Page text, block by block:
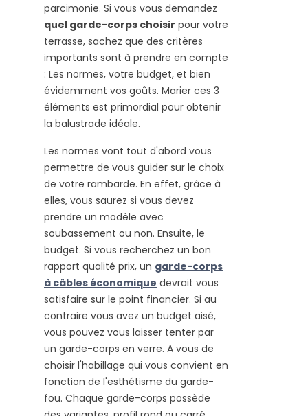
parcimonie. Si vous vous demandez
quel garde-corps choisir pour votre
terrasse, sachez que des critères
importants sont à prendre en compte
: Les normes, votre budget, et bien
évidemment vos goûts. Marier ces 3
éléments est primordial pour obtenir
la balustrade idéale.
Les normes vont tout d'abord vous
permettre de vous guider sur le choix
de votre rambarde. En effet, grâce à
elles, vous saurez si vous devez
prendre un modèle avec
soubassement ou non. Ensuite, le
budget. Si vous recherchez un bon
rapport qualité prix, un garde-corps
à câbles économique devrait vous
satisfaire sur le point financier. Si au
contraire vous avez un budget aisé,
vous pouvez vous laisser tenter par
un garde-corps en verre. A vous de
choisir l'habillage qui vous convient en
fonction de l'esthétisme du garde-
fou. Chaque garde-corps possède